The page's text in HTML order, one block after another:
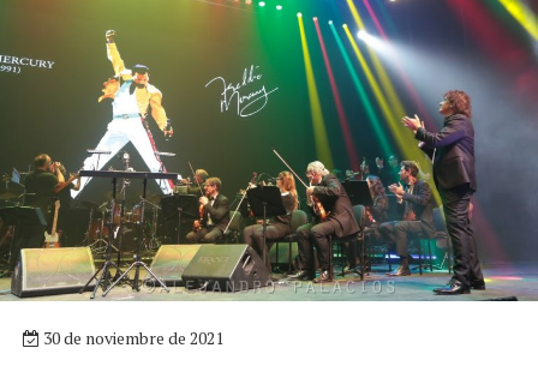
30 de noviembre de 2021